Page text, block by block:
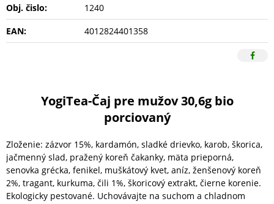
Obj. čislo:
1240
EAN:
4012824401358
YogiTea-Čaj pre mužov 30,6g bio
porciovaný
Zloženie: zázvor 15%, kardamón, sladké drievko, karob, škorica,
jačmenný slad, pražený koreň čakanky, mäta prieporná,
senovka grécka, fenikel, muškátový kvet, aníz, ženšenový koreň
2%, tragant, kurkuma, čili 1%, škoricový extrakt, čierne korenie.
Ekologicky pestované. Uchovávajte na suchom a chladnom